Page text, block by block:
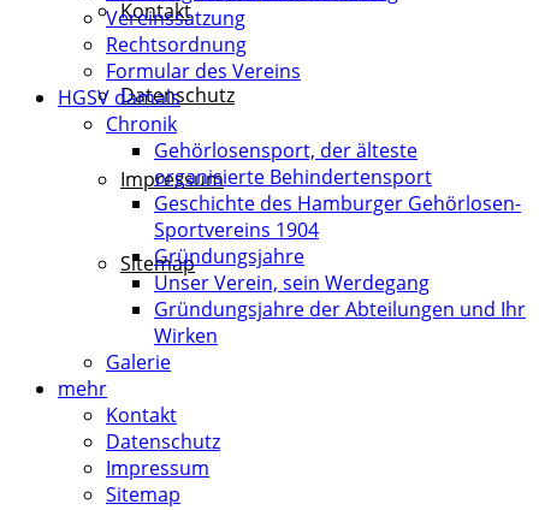
Kontakt
Datenschutz
Impressum
Sitemap
Vereinssatzung
Rechtsordnung
Formular des Vereins
HGSV damals
Chronik
Gehörlosensport, der älteste
organisierte Behindertensport
Geschichte des Hamburger Gehörlosen-
Sportvereins 1904
Gründungsjahre
Unser Verein, sein Werdegang
Gründungsjahre der Abteilungen und Ihr
Wirken
Galerie
mehr
Kontakt
Datenschutz
Impressum
Sitemap